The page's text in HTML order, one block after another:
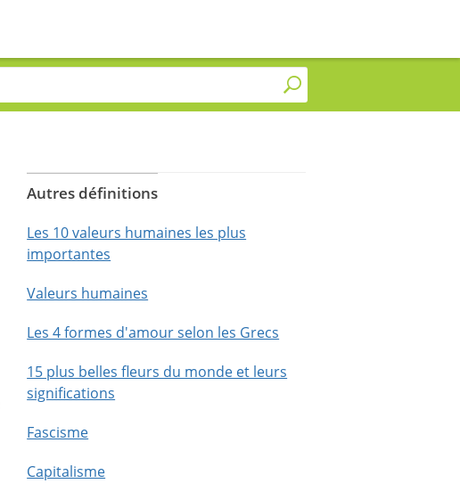
Autres définitions
Les 10 valeurs humaines les plus
importantes
Valeurs humaines
Les 4 formes d'amour selon les Grecs
15 plus belles fleurs du monde et leurs
significations
Fascisme
Capitalisme